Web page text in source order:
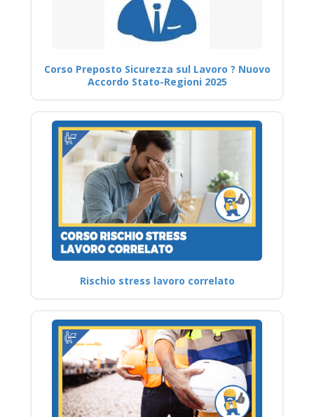
Corso Preposto Sicurezza sul Lavoro ? Nuovo
Accordo Stato-Regioni 2025
Rischio stress lavoro correlato